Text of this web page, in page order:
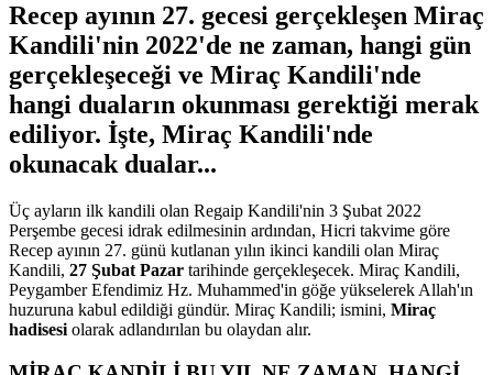
Recep ayının 27. gecesi gerçekleşen Miraç
Kandili'nin 2022'de ne zaman, hangi gün
gerçekleşeceği ve Miraç Kandili'nde
hangi duaların okunması gerektiği merak
ediliyor. İşte, Miraç Kandili'nde
okunacak dualar...
Üç ayların ilk kandili olan Regaip Kandili'nin 3 Şubat 2022
Perşembe gecesi idrak edilmesinin ardından, Hicri takvime göre
Recep ayının 27. günü kutlanan yılın ikinci kandili olan Miraç
Kandili, 27 Şubat Pazar tarihinde gerçekleşecek. Miraç Kandili,
Peygamber Efendimiz Hz. Muhammed'in göğe yükselerek Allah'ın
huzuruna kabul edildiği gündür. Miraç Kandili; ismini, Miraç
hadisesi olarak adlandırılan bu olaydan alır.